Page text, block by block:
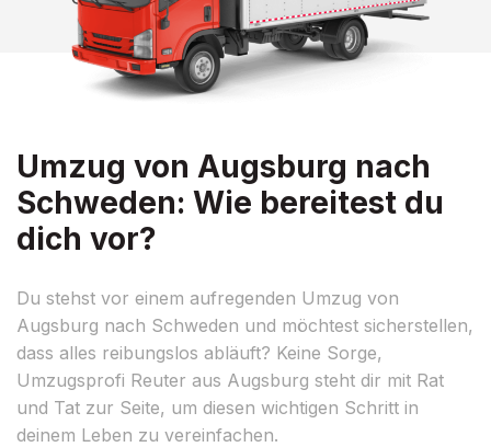
Umzug von Augsburg nach
Schweden: Wie bereitest du
dich vor?
Du stehst vor einem aufregenden Umzug von
Augsburg nach Schweden und möchtest sicherstellen,
dass alles reibungslos abläuft? Keine Sorge,
Umzugsprofi Reuter aus Augsburg steht dir mit Rat
und Tat zur Seite, um diesen wichtigen Schritt in
deinem Leben zu vereinfachen.